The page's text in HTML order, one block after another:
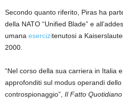
Secondo quanto riferito, Piras ha
della NATO “Unified Blade” e
umana esercizitenutosi a
2000.
“Nel corso della sua carriera in Italia
approfonditi sul modus operandi
controspionaggio”, Il Fatto Quotidiano